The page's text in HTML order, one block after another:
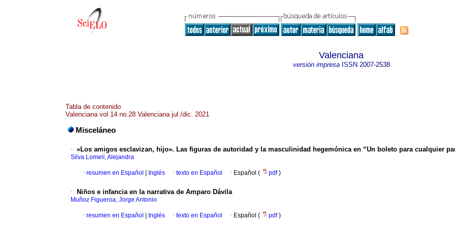
Valenciana
versión impresaISSN 2007-2538
Tabla de contenido
Valenciana vol.14 no.28 Valenciana jul./dic. 2021
Misceláneo
· «Los amigos esclavizan, hijo». Las figuras de autoridad y la masculinidad hegemónica en “Un boleto para cualquier
Silva Lomelí, Alejandra
· resumen en Español Inglés · texto en Español · Español ( pdf)
· Niños e infancia en la narrativa de Amparo Dávila
Muñoz Figueroa, Jorge Antonio
· resumen en Español Inglés · texto en Español · Español ( pdf)